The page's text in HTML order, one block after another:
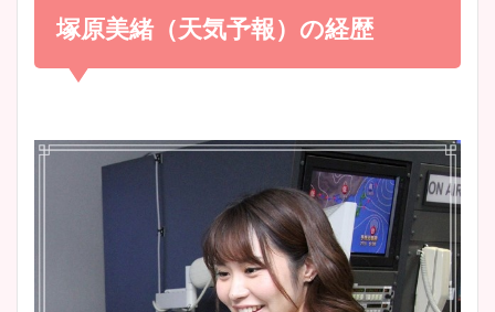
宇賀神メグアナのニット画像
池谷実悠アナのメガネ画像が
かわいい！カップや水着姿も
まとめた！
め！足が美脚でニット衣装も
かわいい！
清水麻椰アナのかわいい画
像！身長やカップ、同期や
wikiプロフもチェック！
大家彩香アナのかわいいカッ
塚原美緒（天気予報）の経歴